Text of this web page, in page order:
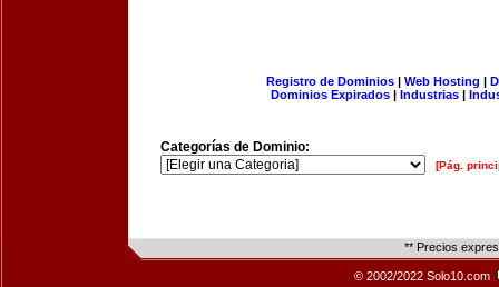
Registro de Dominios| Web Hosting |
Dominios Expirados | Industrias |
Categorías de Dominio:
[Pág.
** Precios
© 2002/2022 Solo10.com